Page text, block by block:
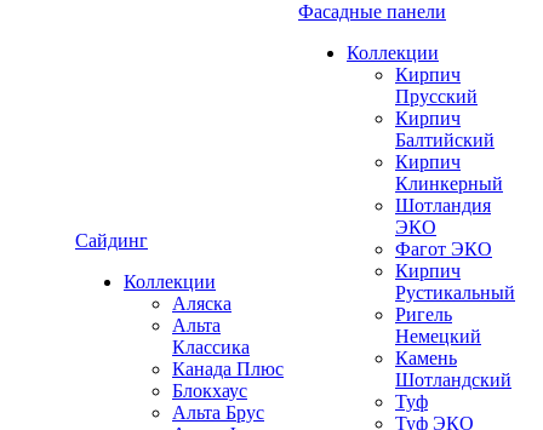
Сайдинг
Коллекции
Аляска
Альта
Классика
Канада Плюс
Блокхаус
Альта Брус
Фасадные панели
Коллекции
Кирпич
Прусский
Кирпич
Балтийский
Кирпич
Клинкерный
Шотландия
ЭКО
Фагот ЭКО
Кирпич
Рустикальный
Ригель
Немецкий
Камень
Шотландский
Туф
Туф ЭКО